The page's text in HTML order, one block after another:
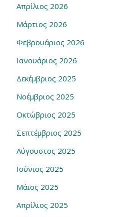
Απρίλιος 2026
Μάρτιος 2026
Φεβρουάριος 2026
Ιανουάριος 2026
Δεκέμβριος 2025
Νοέμβριος 2025
Οκτώβριος 2025
Σεπτέμβριος 2025
Αύγουστος 2025
Ιούνιος 2025
Μάιος 2025
Απρίλιος 2025